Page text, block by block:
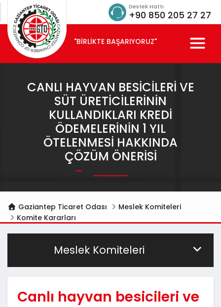
Destek Hattı
+90 850 205 27 27
"BİRLİKTE BAŞARIYORUZ"
CANLI HAYVAN BESICILERI VE
SÜT ÜRETICILERININ
KULLANDIKLARI KREDI
ÖDEMELERININ 1 YIL
ÖTELENMESI HAKKINDA
ÇÖZÜM ÖNERISI
Gaziantep Ticaret Odası
Meslek Komiteleri
Komite Kararları
Meslek Komiteleri
Canlı hayvan besicileri ve